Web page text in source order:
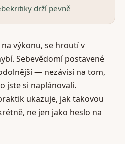
drží pevně
výkonu, se hroutí v
Sebevědomí postavené
— nezávisí na tom,
jste si naplánovali.
ukazuje, jak takovou
ne jen jako heslo na